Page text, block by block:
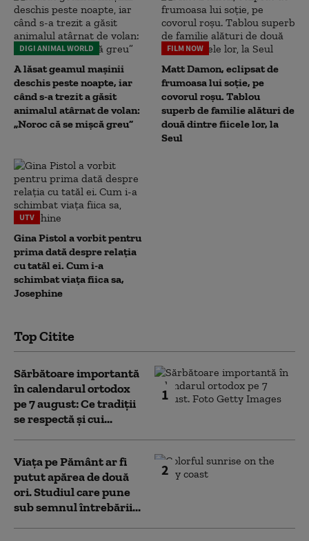
DIGI ANIMAL WORLD
A lăsat geamul mașinii
deschis peste noapte, iar
când s-a trezit a găsit
animalul atârnat de volan:
„Noroc că se mișcă greu”
FILM NOW
Matt Damon, eclipsat de
frumoasa lui soție, pe
covorul roșu. Tablou
superb de familie alături de
două dintre fiicele lor, la
Seul
UTV
Gina Pistol a vorbit pentru
prima dată despre relația
cu tatăl ei. Cum i-a
schimbat viața fiica sa,
Josephine
Top Citite
1
Sărbătoare importantă
în calendarul ortodox
pe 7 august: Ce tradiții
se respectă și cui...
2
Viața pe Pământ ar fi
putut apărea de două
ori. Studiul care pune
sub semnul întrebării...